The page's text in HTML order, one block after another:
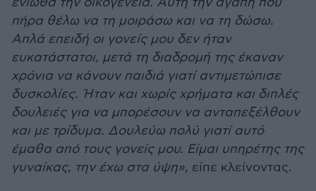
πήρα θέλω να τη μοιράσω και να τη δώσω.
Απλά επειδή οι γονείς μου δεν ήταν
ευκατάστατοι, μετά τη διαδρομή της έκαναν
χρόνια να κάνουν παιδιά γιατί αντιμετώπισε
δυσκολίες. Ήταν και χωρίς χρήματα και διπλές
δουλειές για να μπορέσουν να ανταπεξέλθουν
και με τρίδυμα. Δουλεύω πολύ γιατί αυτό
έμαθα από τους γονείς μου. Είμαι υπηρέτης της
γυναίκας, την έχω στα ύψη», είπε κλείνοντας.